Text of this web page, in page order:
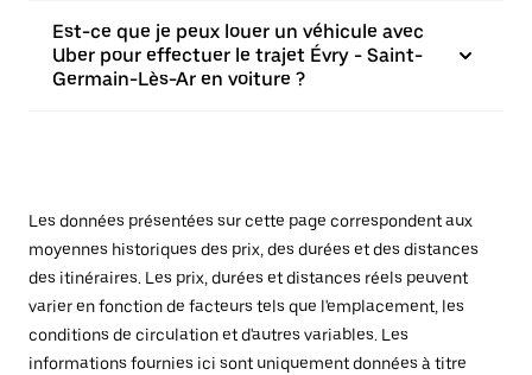
Est-ce que je peux louer un véhicule avec
Uber pour effectuer le trajet Évry - Saint-
Germain-Lès-Ar en voiture ?
Les données présentées sur cette page correspondent aux
moyennes historiques des prix, des durées et des distances
des itinéraires. Les prix, durées et distances réels peuvent
varier en fonction de facteurs tels que l'emplacement, les
conditions de circulation et d'autres variables. Les
informations fournies ici sont uniquement données à titre